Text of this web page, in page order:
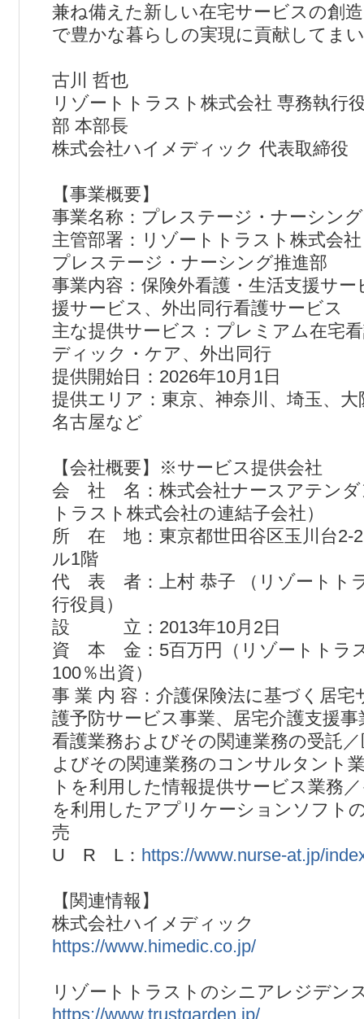
兼ね備えた新しい在宅サービスの創
で豊かな暮らしの実現に貢献してま
古川 哲也
リゾートトラスト株式会社 専務執行
部 本部長
株式会社ハイメディック 代表取締役
【事業概要】
事業名称：プレステージ・ナーシング
主管部署：リゾートトラスト株式会
プレステージ・ナーシング推進部
事業内容：保険外看護・生活支援サ
援サービス、外出同行看護サービス
主な提供サービス：プレミアム在宅
ディック・ケア、外出同行
提供開始日：2026年10月1日
提供エリア：東京、神奈川、埼玉、
名古屋など
【会社概要】※サービス提供会社
会 社 名：株式会社ナースアテンダ
トラスト株式会社の連結子会社）
所 在 地：東京都世田谷区玉川台2-
ル1階
代 表 者：上村 恭子 （リゾートト
行役員）
設 立：2013年10月2日
資 本 金：5百万円（リゾートトラ
100％出資）
事 業 内 容：介護保険法に基づく居宅
護予防サービス事業、居宅介護支援事
看護業務およびその関連業務の受託
よびその関連業務のコンサルタント
トを利用した情報提供サービス業務
を利用したアプリケーションソフト
売
U R L： https://www.nurse-at.jp/
【関連情報】
株式会社ハイメディック
https://www.himedic.co.jp/
リゾートトラストのシニアレジデン
https://www.trustgarden.jp/